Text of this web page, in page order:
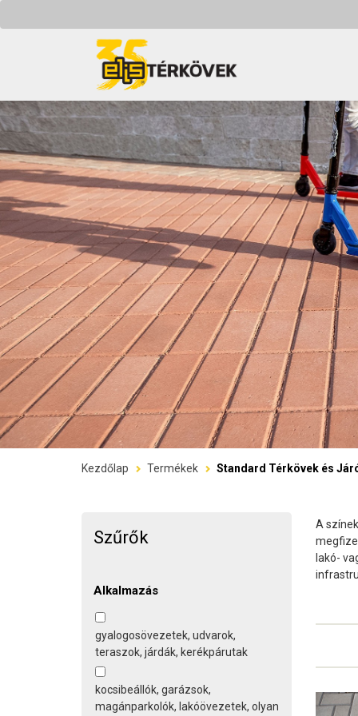
Kezdőlap Termékek Standard Térkövek és
Szűrők
Alkalmazás
gyalogosövezetek, udvarok,
teraszok, járdák, kerékpárutak
kocsibeállók, garázsok,
magánparkolók, lakóövezetek, olyan
A
lakó-